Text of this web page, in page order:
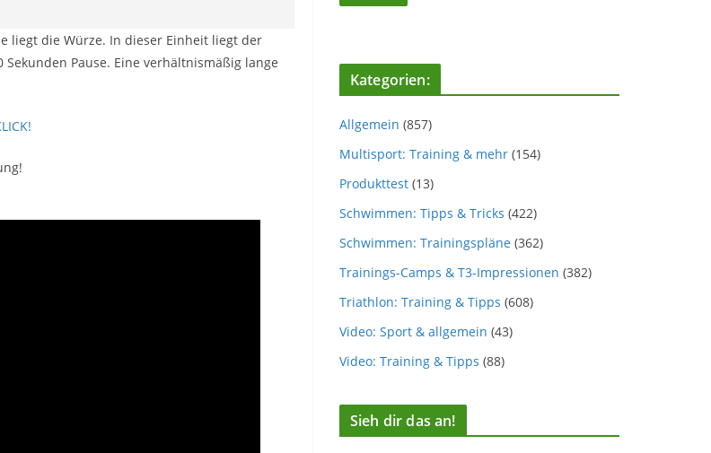
liegt die Würze. In dieser Einheit liegt der
Pause. Eine verhältnismäßig lange
Kategorien:
Allgemein (857)
Multisport: Training & mehr (154)
Produkttest (13)
Schwimmen: Tipps & Tricks (422)
Schwimmen: Trainingspläne (362)
Trainings-Camps & T3-Impressionen (382)
Triathlon: Training & Tipps (608)
Video: Sport & allgemein (43)
Video: Training & Tipps (88)
Sieh dir das an!